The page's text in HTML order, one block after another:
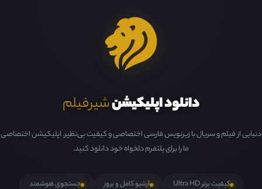
دانلود اپلیکیشنشیرفیلم
دنیایی از فیلم و سریال با زیرنویس فارسی اختصاصی و کیفیت بی‌نظیر. اپلیکیشن اختصاصی
ما را برای پلتفرم دلخواه خود دانلود کنید.
کیفیت برتر Ultra HD آرشیو کامل و بروز جستجوی هوشمند